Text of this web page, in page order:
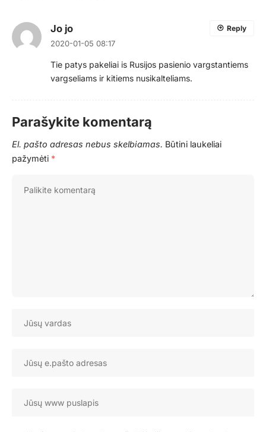
Jo jo
2020-01-05 08:17
Tie patys pakeliai is Rusijos pasienio vargstantiems
vargseliams ir kitiems nusikalteliams.
Reply
Parašykite komentarą
El. pašto adresas nebus skelbiamas. Būtini laukeliai
pažymėti *